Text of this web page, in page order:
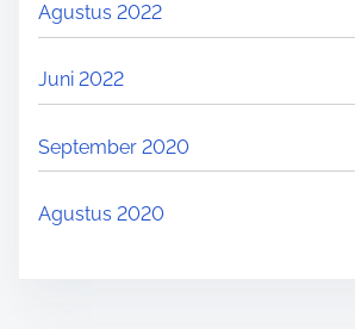
Agustus 2022
Juni 2022
September 2020
Agustus 2020